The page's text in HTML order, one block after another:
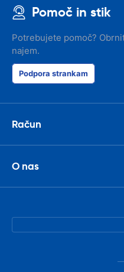
Pomoč in stik
Potrebujete pomoč?
najem.
Podpora strankam
Račun
O nas